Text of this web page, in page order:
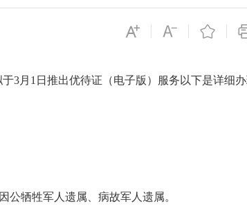
月1日推出优待证（电子版）服务以下是详细办
牺牲军人遗属、病故军人遗属。